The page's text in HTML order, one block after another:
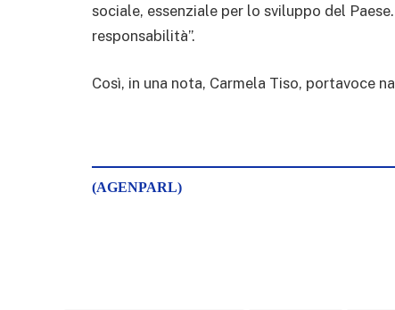
sociale, essenziale per lo sviluppo del
responsabilità”.
Così, in una nota, Carmela Tiso, portavoce
(AGENPARL)